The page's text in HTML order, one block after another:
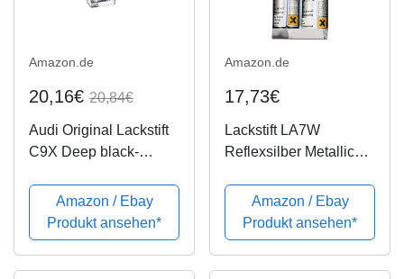
Amazon.de
20,16€ 20,84€
Audi Original Lackstift
C9X Deep black-
Amazon / Ebay
Produkt ansehen*
Amazon.de
17,73€
Lackstift LA7W
Reflexsilber Metallic
Volkwagen Lackset
Amazon / Ebay
Produkt ansehen*